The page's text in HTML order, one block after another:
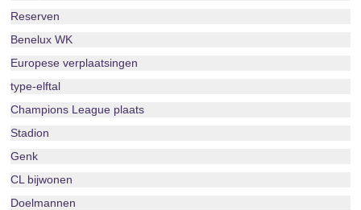
Reserven
Benelux WK
Europese verplaatsingen
type-elftal
Champions League plaats
Stadion
Genk
CL bijwonen
Doelmannen